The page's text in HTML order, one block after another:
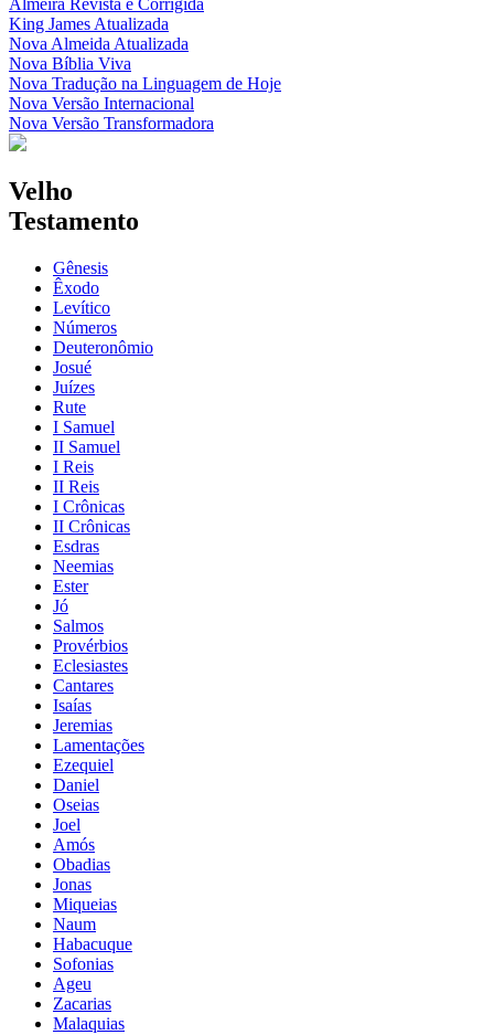
King James Atualizada
Nova Almeida Atualizada
Nova Bíblia Viva
Nova Tradução na Linguagem de Hoje
Nova Versão Internacional
Nova Versão Transformadora
Velho
Testamento
Gênesis
Êxodo
Levítico
Números
Deuteronômio
Josué
Juízes
Rute
I Samuel
II Samuel
I Reis
II Reis
I Crônicas
II Crônicas
Esdras
Neemias
Ester
Jó
Salmos
Provérbios
Eclesiastes
Cantares
Isaías
Jeremias
Lamentações
Ezequiel
Daniel
Oseias
Joel
Amós
Obadias
Jonas
Miqueias
Naum
Habacuque
Sofonias
Ageu
Zacarias
Malaquias